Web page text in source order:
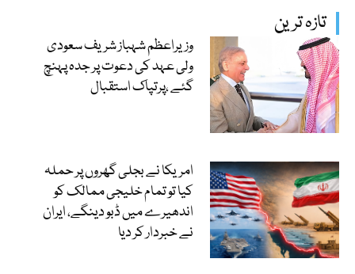
تازہ ترین
وزیراعظم شہباز شریف سعودی
ولی عہد کی دعوت پر جدہ پہنچ
گئے ،پرتپاک استقبال
امریکا نے بجلی گھروں پر حملہ
کیا تو تمام خلیجی ممالک کو
اندھیرے میں ڈبو دینگے، ایران
نے خبردار کر دیا